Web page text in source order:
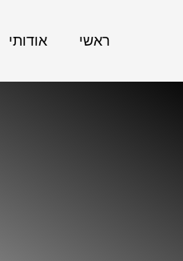
ראשי אודותי